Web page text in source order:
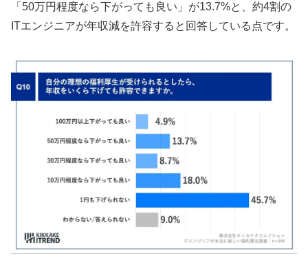
「50万円程度なら下がっても良い」が13.7%と、約4割の
ITエンジニアが年収減を許容すると回答している点です。